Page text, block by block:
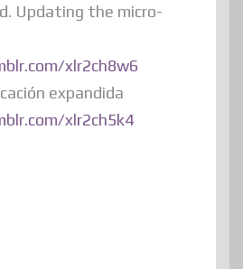
Updating the micro-
xlr2ch8w6
expandida
xlr2ch5k4